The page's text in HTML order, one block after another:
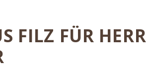
FILZ FÜR